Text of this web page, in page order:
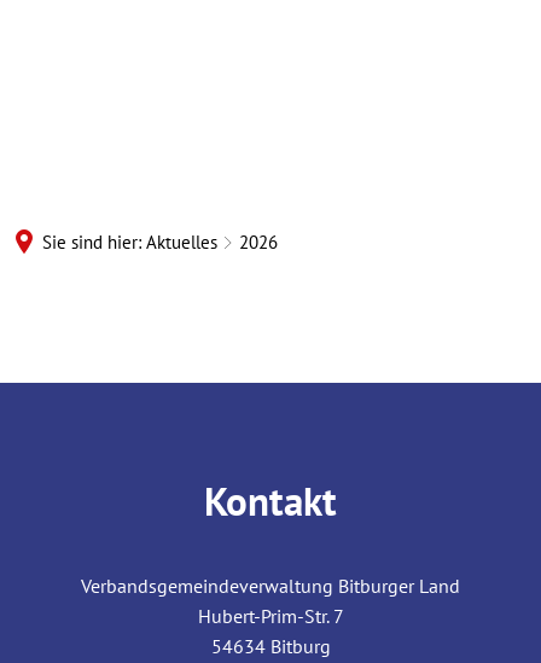
Sie sind hier: Aktuelles 2026
Kontakt
Verbandsgemeindeverwaltung Bitburger Land
Hubert-Prim-Str. 7
54634 Bitburg